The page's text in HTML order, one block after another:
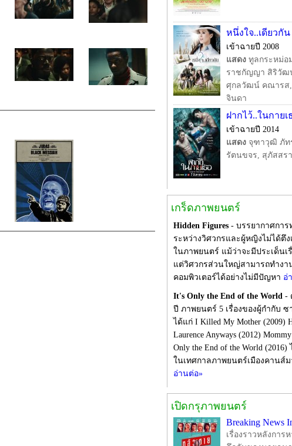
หนึ่งใจ..เดียวกัน
เข้าฉายปี 2008
แสดง ทูลกระหม่อ
ราชกัญญา สิริวัฒ
ศุกลวัฒน์ คณารส
จินดา
ฝากไว้..ในกายเ
เข้าฉายปี 2014
แสดง จุฑาวุฒิ ภัท
รัตนขจร, สุภัสสร
เกร็ดภาพยนตร์
Hidden Figures - บรรยากาศการ
ระหว่างวิศวกรและผู้หญิงไม่ได้ตึ
ในภาพยนตร์ แม้ว่าจะมีประเด็นเ
แต่วิศวกรส่วนใหญ่สามารถทำงา
คอมพิวเตอร์ได้อย่างไม่มีปัญหา อ่
It's Only the End of the World -
ปี ภาพยนตร์ 5 เรื่องของผู้กำกับ ซ
ได้แก่ I Killed My Mother (2009)
Laurence Anyways (2012)
Only the End of the World
ในเทศกาลภาพยนตร์เมืองคานส์
อ่านต่อ»
เปิดกรุภาพยนตร์
Breaking News
เรื่องราวหลังการ